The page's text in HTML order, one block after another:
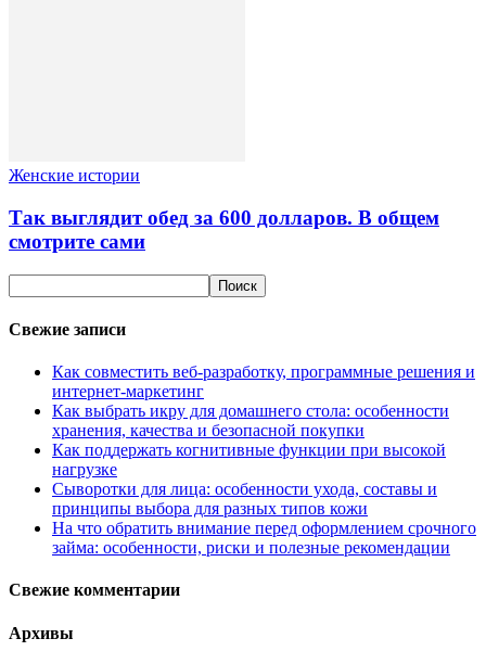
Женские истории
Так выглядит обед за 600 долларов. В общем
смотрите сами
Свежие записи
Как совместить веб-разработку, программные решения и
интернет-маркетинг
Как выбрать икру для домашнего стола: особенности
хранения, качества и безопасной покупки
Как поддержать когнитивные функции при высокой
нагрузке
Сыворотки для лица: особенности ухода, составы и
принципы выбора для разных типов кожи
На что обратить внимание перед оформлением срочного
займа: особенности, риски и полезные рекомендации
Свежие комментарии
Архивы